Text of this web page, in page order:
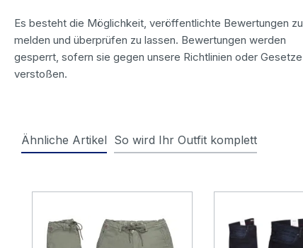
Es besteht die Möglichkeit, veröffentlichte Bewertungen zu
melden und überprüfen zu lassen. Bewertungen werden
gesperrt, sofern sie gegen unsere Richtlinien oder Gesetze
verstoßen.
Ähnliche Artikel So wird Ihr Outfit komplett